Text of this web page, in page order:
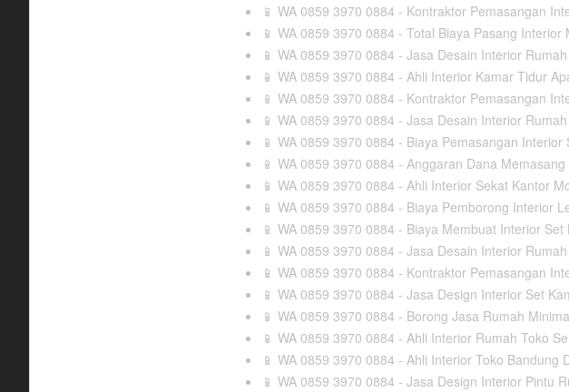
📱 WA 0859 3970 0884 - Kontraktor Pemasangan
📱 WA 0859 3970 0884 - Total Biaya Pasang
📱 WA 0859 3970 0884 - Jasa Desain Interior
📱 WA 0859 3970 0884 - Ahli Interior Kamar Tidur
📱 WA 0859 3970 0884 - Kontraktor Pemasangan
📱 WA 0859 3970 0884 - Jasa Desain Interior
📱 WA 0859 3970 0884 - Biaya Pemasangan
📱 WA 0859 3970 0884 - Anggaran Dana
📱 WA 0859 3970 0884 - Ahli Interior Sekat Kantor
📱 WA 0859 3970 0884 - Biaya Pemborong Interior
📱 WA 0859 3970 0884 - Biaya Membuat Interior
📱 WA 0859 3970 0884 - Jasa Desain Interior
📱 WA 0859 3970 0884 - Kontraktor Pemasangan
📱 WA 0859 3970 0884 - Jasa Design Interior Set
📱 WA 0859 3970 0884 - Borong Jasa Rumah
📱 WA 0859 3970 0884 - Ahli Interior Rumah Toko
📱 WA 0859 3970 0884 - Ahli Interior Toko Bandung
📱 WA 0859 3970 0884 - Jasa Design Interior Pintu